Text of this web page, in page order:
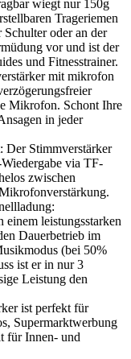
wiegt nur 150g
Trageriemen
oder an der
vor und ist der
und Fitnesstrainer.
mit mikrofon
Mikrofon. Schont Ihre
in jeder
Der Stimmverstärker
via TF-
zwischen
einem leistungsstarken
Dauerbetrieb im
(bei 50%
ist er in nur 3
Leistung den
ist perfekt für
Supermarktwerbung
für Innen- und